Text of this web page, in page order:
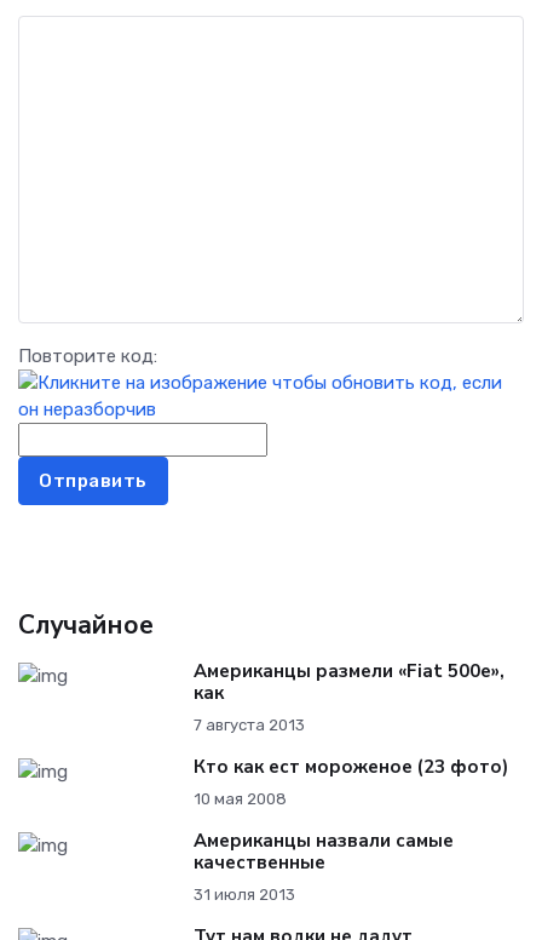
Повторите код:
Отправить
Случайное
Американцы размели «Fiat 500e»,
как
7 августа 2013
Кто как ест мороженое (23 фото)
10 мая 2008
Американцы назвали самые
качественные
31 июля 2013